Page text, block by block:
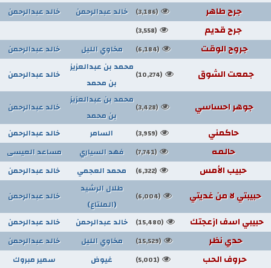
جرح طاهر (3,186) خالد عبدالرحمن خالد عبدالرحمن
جرح قديم (3,558)
جروح الوقت (6,184) مخاوي الليل خالد عبدالرحمن
جمعت الشوق (10,274)
محمد بن عبدالعزيز
بن محمد
خالد عبدالرحمن
جوهر احساسي (3,428)
محمد بن عبدالعزيز
بن محمد
خالد عبدالرحمن
حاكمني (3,959) السامر خالد عبدالرحمن
حالمه (7,741) فهد السياري مساعد العيسى
حبيب الأمس (6,322) محمد العجمي خالد عبدالرحمن
حبيبتي لا من غديتي (6,004)
طلال الرشيد
(الملتاع)
خالد عبدالرحمن
حبيبي اسف ازعجتك (15,480) خالد عبدالرحمن خالد عبدالرحمن
حدي نظر (15,529) مخاوي الليل خالد عبدالرحمن
حروف الحب (5,001) غيوض سمير مبروك